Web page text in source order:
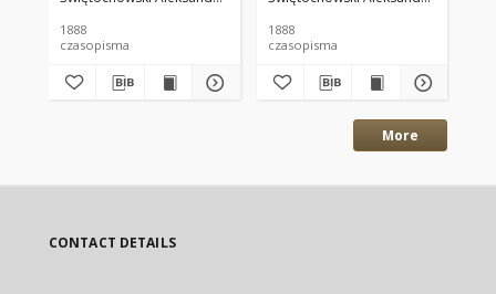
1888
czasopisma
1888
czasopisma
More
CONTACT DETAILS